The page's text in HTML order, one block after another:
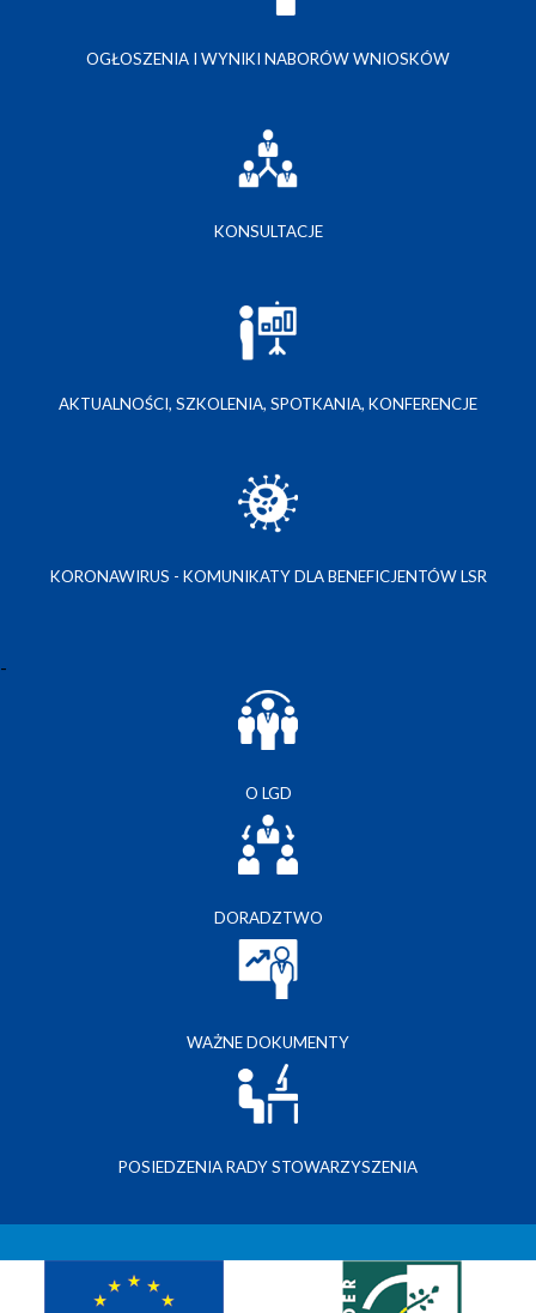
OGŁOSZENIA I WYNIKI NABORÓW WNIOSKÓW
KONSULTACJE
AKTUALNOŚCI, SZKOLENIA, SPOTKANIA, KONFERENCJE
KORONAWIRUS - KOMUNIKATY DLA BENEFICJENTÓW LSR
-
O LGD
DORADZTWO
WAŻNE DOKUMENTY
POSIEDZENIA RADY STOWARZYSZENIA